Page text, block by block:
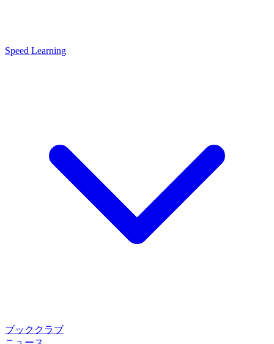
Speed Learning
ブッククラブ